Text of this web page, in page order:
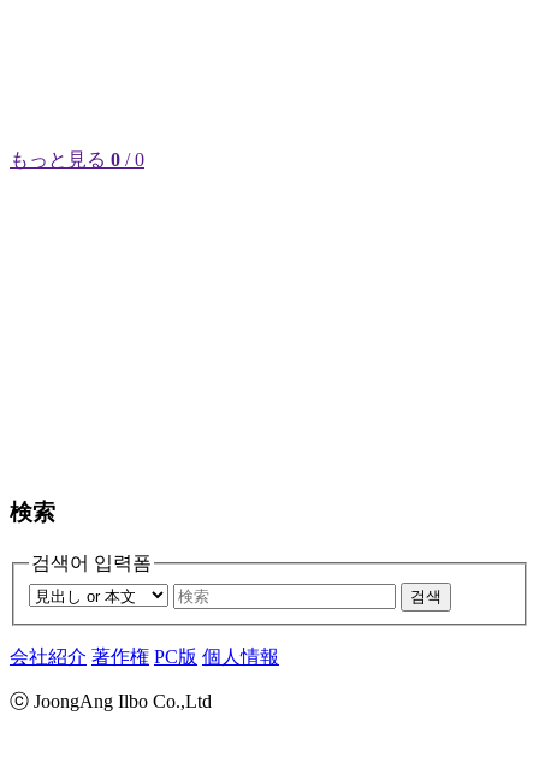
もっと見る 0 / 0
検索
검색어 입력폼
검색
会社紹介 著作権 PC版 個人情報
ⓒ JoongAng Ilbo Co.,Ltd